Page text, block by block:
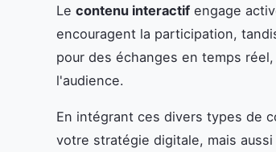
Le contenu interactif engage
encouragent la participation,
pour des échanges en temps
l'audience.
En intégrant ces divers types de
votre stratégie digitale, mais